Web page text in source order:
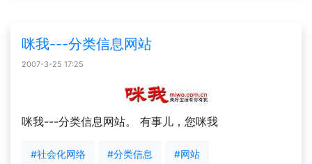
咪我---分类信息网站
2007-3-25 17:25
咪我---分类信息网站。 有事儿，您咪我
#社会化网络 #分类信息 #网站